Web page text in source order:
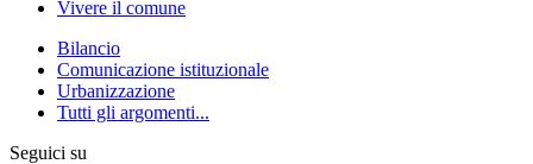
Vivere il comune
Bilancio
Comunicazione istituzionale
Urbanizzazione
Tutti gli argomenti...
Seguici su